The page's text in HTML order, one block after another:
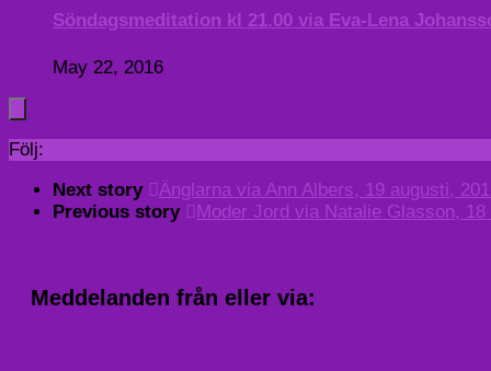
Söndagsmeditation kl 21.00 via Eva-Lena
May 22, 2016
Följ:
Next story
Änglarna via Ann Albers, 19 augusti,
Previous story
Moder Jord via Natalie Glasson, 18
Meddelanden från eller via: